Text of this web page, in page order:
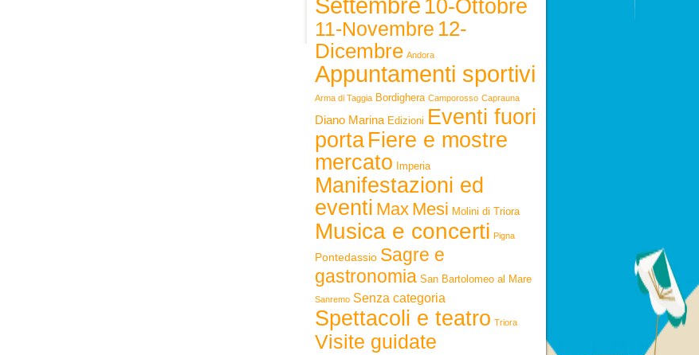
Settembre 10-Ottobre
11-Novembre 12-
Dicembre Andora
Appuntamenti sportivi
Arma di Taggia Bordighera Camporosso Caprauna
Diano Marina Edizioni Eventi fuori
porta Fiere e mostre
mercato
Imperia
Manifestazioni ed
eventi Max Mesi Molini di Triora
Musica e concerti Pigna
Pontedassio Sagre e
gastronomia San Bartolomeo al Mare
Sanremo Senza categoria
Spettacoli e teatro Triora
Visite guidate